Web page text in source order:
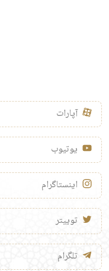
آپارات
یوتیوب
اینستاگرام
توییتر
تلگرام